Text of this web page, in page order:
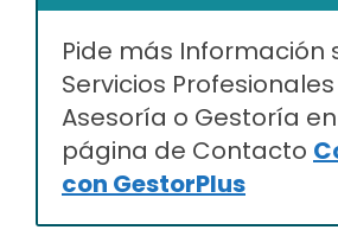
Pide más Información
Servicios
Asesoría o Gestoría
página de Contacto
con GestorPlus